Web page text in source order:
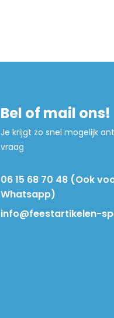
Bel of mail ons!
Je krijgt zo snel mogelijk
vraag
06 15 68 70 48 (Ook
Whatsapp)
info@feestartikelen-